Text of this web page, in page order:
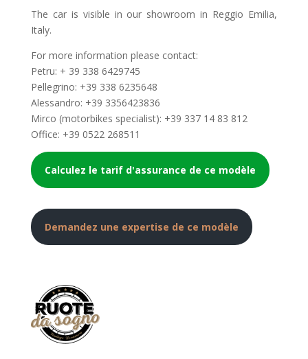
The car is visible in our showroom in Reggio Emilia,
Italy.
For more information please contact:
Petru: + 39 338 6429745
Pellegrino: +39 338 6235648
Alessandro: +39 3356423836
Mirco (motorbikes specialist): +39 337 14 83 812
Office: +39 0522 268511
Calculez le tarif d'assurance de ce modèle
Demandez une expertise de ce modèle